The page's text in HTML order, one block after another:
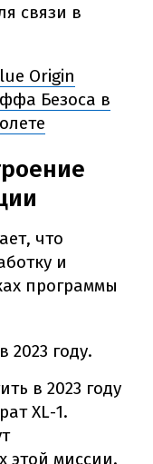
связи в
Origin
Безоса в
что
и
программы
2023 году.
в 2023 году
XL-1.
этой миссии.